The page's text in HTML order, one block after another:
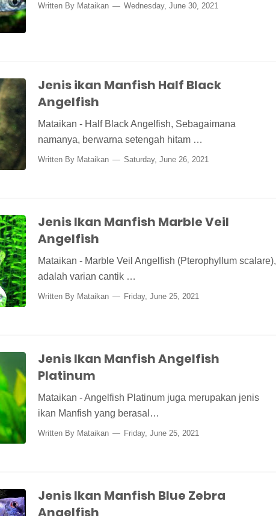
Written By Mataikan Wednesday, June 30, 2021
Jenis ikan Manfish Half Black
Angelfish
Mataikan - Half Black Angelfish, Sebagaimana
namanya, berwarna setengah hitam …
Written By Mataikan Saturday, June 26, 2021
Jenis Ikan Manfish Marble Veil
Angelfish
Mataikan - Marble Veil Angelfish (Pterophyllum scalare),
adalah varian cantik …
Written By Mataikan Friday, June 25, 2021
Jenis Ikan Manfish Angelfish
Platinum
Mataikan - Angelfish Platinum juga merupakan jenis
ikan Manfish yang berasal…
Written By Mataikan Friday, June 25, 2021
Jenis Ikan Manfish Blue Zebra
Angelfish